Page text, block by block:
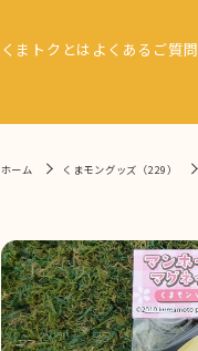
くまトクとは よくあるご質問
ホーム くまモングッズ（229）